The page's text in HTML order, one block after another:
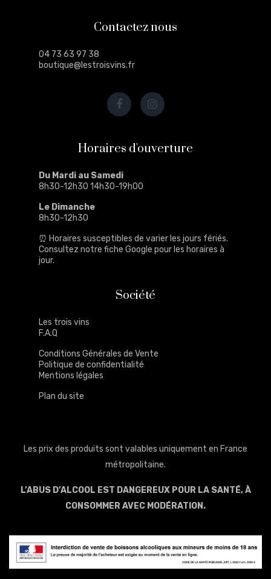
Contactez nous
04 73 63 97 38
boutique@lestroisvins.fr
Horaires d'ouverture
Du Mardi au Samedi
8h30-12h30 14h30-19h00
Le Dimanche
8h30-12h30
⏰ Horaires susceptibles de varier les jours fériés.
Consultez notre fiche Google pour les horaires à
jour.
Société
Les trois vins
F.A.Q
Conditions Générales de Vente
Politique de confidentialité
Mentions légales
Plan du site
Les prix des produits sont valables uniquement en France
métropolitaine.
L’ABUS D’ALCOOL EST DANGEREUX POUR LA SANTÉ, À
CONSOMMER AVEC MODÉRATION.